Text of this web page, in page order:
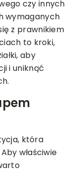
czy innych
wymaganych
z prawnikiem
to kroki,
aby
i uniknąć
która
właściwie